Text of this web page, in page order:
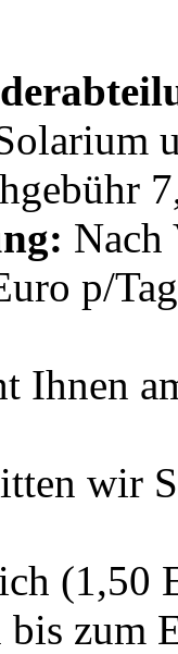
Nach
p/
Ihnen
wir
(1,50
zum